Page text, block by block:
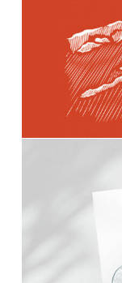
mon activité
meilleur.
revenus à
savoir plus
page dédiée.
Plus d'infos